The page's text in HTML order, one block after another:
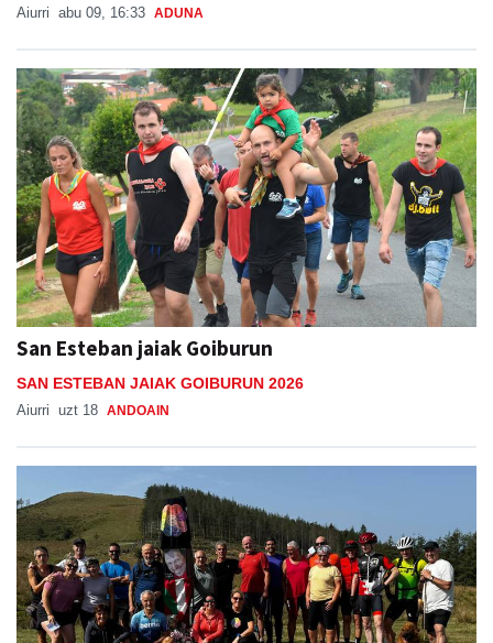
Aiurri abu 09, 16:33 ADUNA
San Esteban jaiak Goiburun
SAN ESTEBAN JAIAK GOIBURUN 2026
Aiurri uzt 18 ANDOAIN